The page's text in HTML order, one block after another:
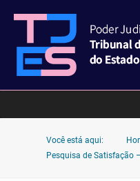
Você está aqui:
Pesquisa de Satisfação